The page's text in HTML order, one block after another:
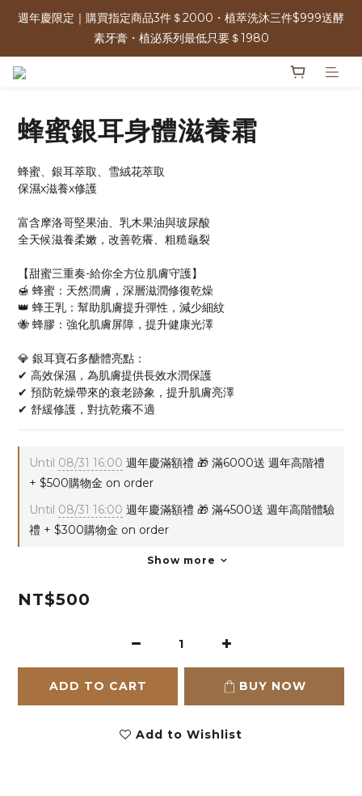
週年慶限定｜購買指定商品3件＄2000・植萃洗沐三件$999送酵
素牙膏・植泌系列最低只要＄1980
素牙膏・植泌系列最低只要＄1980
單筆消費滿＄2500 | 可參加週年慶限定100%抽獎 人人有獎！
素牙膏・植泌系列最低只要＄1980
蜂蜜銀耳身體滋養霜
蜂蜜、銀耳萃取、雪絨花萃取
保濕x滋養x修護
富含摩洛哥堅果油、乳木果油與玻尿酸
全天候滋養柔嫩，改善乾癢、粗糙龜裂
【甜蜜三重奏-給你全方位肌膚守護】
🍯 蜂蜜：天然潤膚，深層滋潤修復乾燥
👑 蜂王乳：幫助肌膚提升彈性，減少細紋
🐝 蜂膠：強化肌膚屏障，提升健康光澤
💎 銀耳寶石多醣體亮點：
✔ 高效保濕，為肌膚提供長效水潤保護
✔ 預防乾燥帶來的衰老跡象，提升肌膚亮澤
✔ 舒緩修護，對抗乾癢不適
Until 08/31 16:00 週年慶滿額禮 🎁 滿6000送 週年高階禮
+ $500購物金 on order
Until 08/31 16:00 週年慶滿額禮 🎁 滿4500送 週年高階體驗
禮 + $300購物金 on order
Show more
NT$500
ADD TO CART BUY NOW
Add to Wishlist